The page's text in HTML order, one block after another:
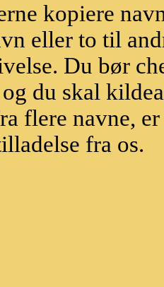
kopiere
eller to til
Du bør
du skal
flere navne,
fra os.